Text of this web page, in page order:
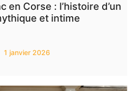
en Corse : l’histoire d’un
et intime
1 janvier 2026